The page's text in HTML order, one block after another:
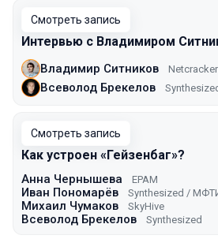
Смотреть запись
Интервью с Владимиром
Владимир Ситников Netcracker
Всеволод Брекелов
Смотреть запись
Как устроен «Гейзенбаг»?
Анна Чернышева EPAM
Иван Пономарёв Synthesized /
Михаил Чумаков SkyHive
Всеволод Брекелов Synthesized